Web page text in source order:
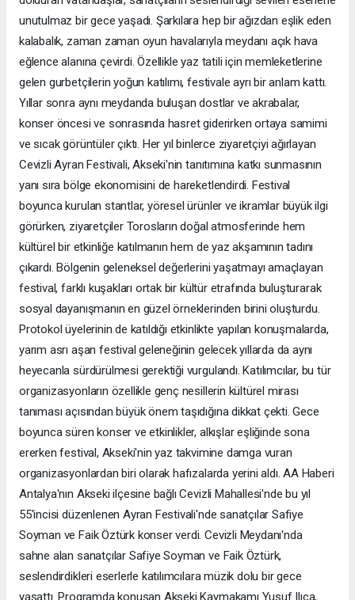
unutulmaz bir gece yaşadı. Şarkılara hep bir ağızdan eşlik eden
kalabalık, zaman zaman oyun havalarıyla meydanı açık hava
eğlence alanına çevirdi. Özellikle yaz tatili için memleketlerine
gelen gurbetçilerin yoğun katılımı, festivale ayrı bir anlam kattı.
Yıllar sonra aynı meydanda buluşan dostlar ve akrabalar,
konser öncesi ve sonrasında hasret giderirken ortaya samimi
ve sıcak görüntüler çıktı. Her yıl binlerce ziyaretçiyi ağırlayan
Cevizli Ayran Festivali, Akseki'nin tanıtımına katkı sunmasının
yanı sıra bölge ekonomisini de hareketlendirdi. Festival
boyunca kurulan stantlar, yöresel ürünler ve ikramlar büyük ilgi
görürken, ziyaretçiler Torosların doğal atmosferinde hem
kültürel bir etkinliğe katılmanın hem de yaz akşamının tadını
çıkardı. Bölgenin geleneksel değerlerini yaşatmayı amaçlayan
festival, farklı kuşakları ortak bir kültür etrafında buluşturarak
sosyal dayanışmanın en güzel örneklerinden birini oluşturdu.
Protokol üyelerinin de katıldığı etkinlikte yapılan konuşmalarda,
yarım asrı aşan festival geleneğinin gelecek yıllarda da aynı
heyecanla sürdürülmesi gerektiği vurgulandı. Katılımcılar, bu tür
organizasyonların özellikle genç nesillerin kültürel mirası
tanıması açısından büyük önem taşıdığına dikkat çekti. Gece
boyunca süren konser ve etkinlikler, alkışlar eşliğinde sona
ererken festival, Akseki'nin yaz takvimine damga vuran
organizasyonlardan biri olarak hafızalarda yerini aldı. AA Haberi
Antalya'nın Akseki ilçesine bağlı Cevizli Mahallesi'nde bu yıl
55'incisi düzenlenen Ayran Festivali'nde sanatçılar Safiye
Soyman ve Faik Öztürk konser verdi. Cevizli Meydanı'nda
sahne alan sanatçılar Safiye Soyman ve Faik Öztürk,
seslendirdikleri eserlerle katılımcılara müzik dolu bir gece
yaşattı. Programda konuşan Akseki Kaymakamı Yusuf Ilıca,